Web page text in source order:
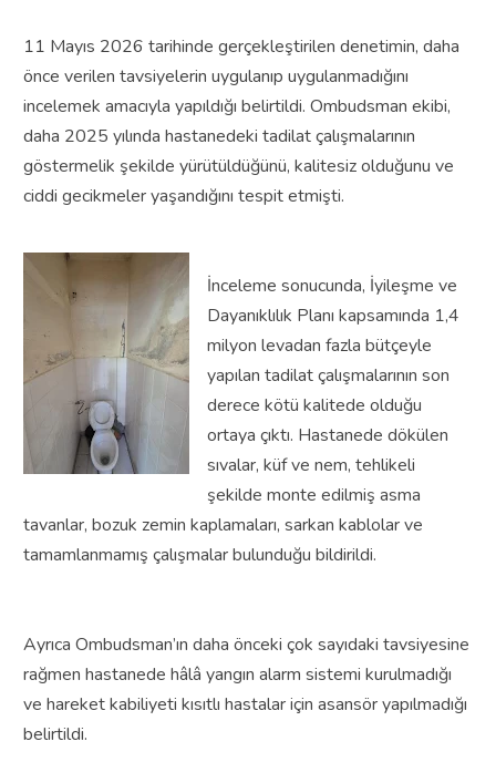
11 Mayıs 2026 tarihinde gerçekleştirilen denetimin, daha
önce verilen tavsiyelerin uygulanıp uygulanmadığını
incelemek amacıyla yapıldığı belirtildi. Ombudsman ekibi,
daha 2025 yılında hastanedeki tadilat çalışmalarının
göstermelik şekilde yürütüldüğünü, kalitesiz olduğunu ve
ciddi gecikmeler yaşandığını tespit etmişti.
İnceleme sonucunda, İyileşme ve
Dayanıklılık Planı kapsamında 1,4
milyon levadan fazla bütçeyle
yapılan tadilat çalışmalarının son
derece kötü kalitede olduğu
ortaya çıktı. Hastanede dökülen
sıvalar, küf ve nem, tehlikeli
şekilde monte edilmiş asma
tavanlar, bozuk zemin kaplamaları, sarkan kablolar ve
tamamlanmamış çalışmalar bulunduğu bildirildi.
Ayrıca Ombudsman’ın daha önceki çok sayıdaki tavsiyesine
rağmen hastanede hâlâ yangın alarm sistemi kurulmadığı
ve hareket kabiliyeti kısıtlı hastalar için asansör yapılmadığı
belirtildi.